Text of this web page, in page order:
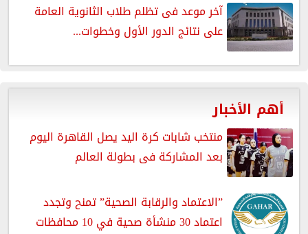
آخر موعد فى تظلم طلاب الثانوية العامة
على نتائج الدور الأول وخطوات...
أهم الأخبار
منتخب شابات كرة اليد يصل القاهرة اليوم
بعد المشاركة فى بطولة العالم
”الاعتماد والرقابة الصحية” تمنح وتجدد
اعتماد 30 منشأة صحية في 10 محافظات